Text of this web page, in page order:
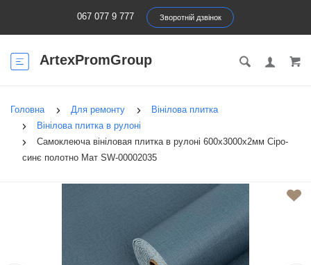
067 077 9 777 Зворотній дзвінок
ArtexPromGroup
Головна Для ремонту
Вінілова плитка
Вінілова плитка в рулоні
Самоклеюча вініловая плитка в рулоні 600х3000х2мм Сіро-
синє полотно Мат SW-00002035